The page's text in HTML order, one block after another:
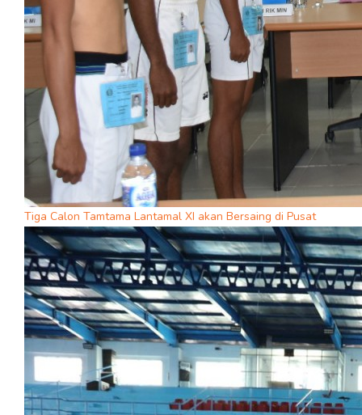
Tiga Calon Tamtama Lantamal XI akan Bersaing di Pusat